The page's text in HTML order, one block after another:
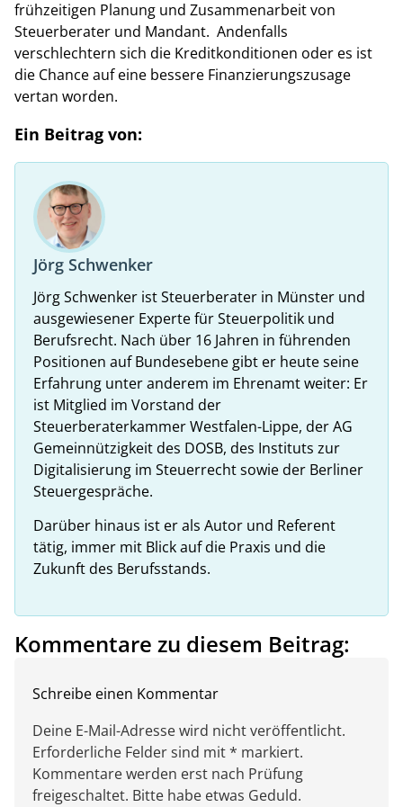
frühzeitigen Planung und Zusammenarbeit von
Steuerberater und Mandant. Andenfalls
verschlechtern sich die Kreditkonditionen oder es ist
die Chance auf eine bessere Finanzierungszusage
vertan worden.
Ein Beitrag von:
Jörg Schwenker
Jörg Schwenker ist Steuerberater in Münster und
ausgewiesener Experte für Steuerpolitik und
Berufsrecht. Nach über 16 Jahren in führenden
Positionen auf Bundesebene gibt er heute seine
Erfahrung unter anderem im Ehrenamt weiter: Er
ist Mitglied im Vorstand der
Steuerberaterkammer Westfalen-Lippe, der AG
Gemeinnützigkeit des DOSB, des Instituts zur
Digitalisierung im Steuerrecht sowie der Berliner
Steuergespräche.
Darüber hinaus ist er als Autor und Referent
tätig, immer mit Blick auf die Praxis und die
Zukunft des Berufsstands.
Kommentare zu diesem Beitrag:
Schreibe einen Kommentar
Deine E-Mail-Adresse wird nicht veröffentlicht.
Erforderliche Felder sind mit * markiert.
Kommentare werden erst nach Prüfung
freigeschaltet. Bitte habe etwas Geduld.